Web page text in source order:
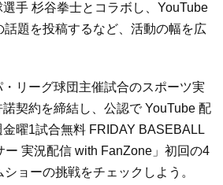
手 杉谷拳士とコラボし、YouTube
話題を投稿するなど、活動の幅を広
リーグ球団主催試合のスポーツ実
契約を締結し、公認で YouTube 配
曜1試合無料 FRIDAY BASEBALL
ー 実況配信 with FanZone」初回の4
ョーの挑戦をチェックしよう。